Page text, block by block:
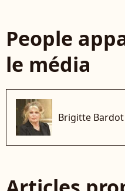
People
le média
Brigitte Bardot